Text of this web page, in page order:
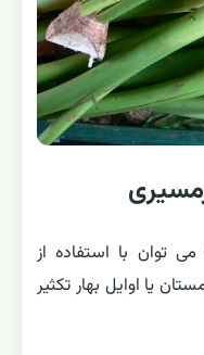
توان با استفاده از
یا اوایل بهار تکثیر